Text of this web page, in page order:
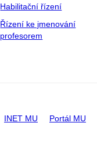
Habilitační řízení
Řízení ke jmenování
profesorem
INET MU Portál MU